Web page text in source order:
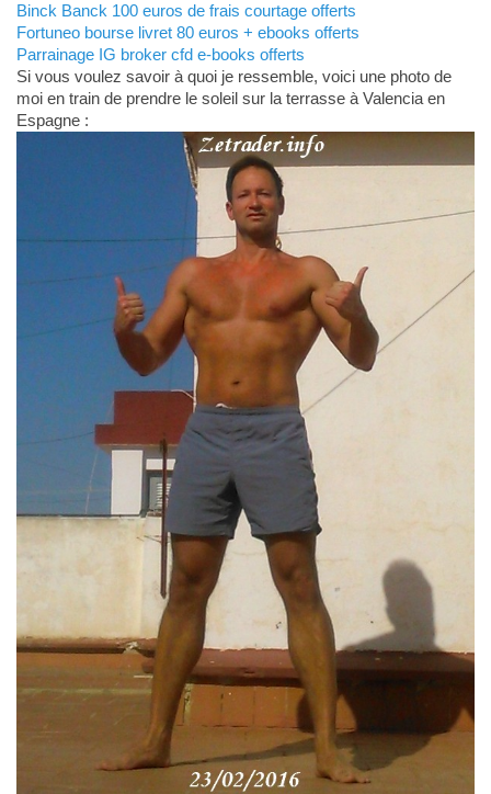
Binck Banck 100 euros de frais courtage offerts
Fortuneo bourse livret 80 euros + ebooks offerts
Parrainage IG broker cfd e-books offerts
Si vous voulez savoir à quoi je ressemble, voici une photo de
moi en train de prendre le soleil sur la terrasse à Valencia en
Espagne :